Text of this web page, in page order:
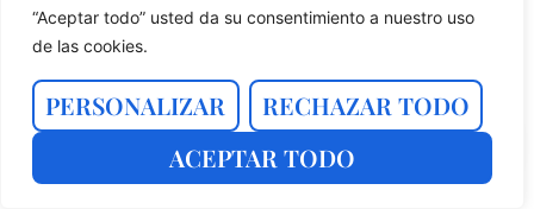
“Aceptar todo” usted da su consentimiento a nuestro uso
de las cookies.
PERSONALIZAR
RECHAZAR TODO
ACEPTAR TODO